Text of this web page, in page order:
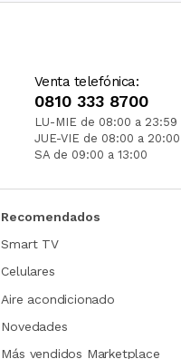
Venta telefónica:
0810 333 8700
LU-MIE de 08:00 a 23:59
JUE-VIE de 08:00 a 20:00
SA de 09:00 a 13:00
Recomendados
Smart TV
Celulares
Aire acondicionado
Novedades
Más vendidos Marketplace